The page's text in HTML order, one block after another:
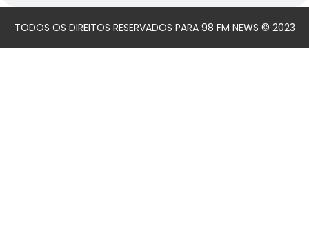
TODOS OS DIREITOS RESERVADOS PARA 98 FM NEWS © 2023